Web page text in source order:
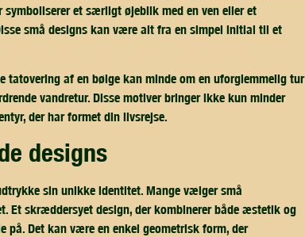
et særligt øjeblik med en ven eller et
små designs kan være alt fra en simpel initial til et
af en bølge kan minde om en uforglemmelig tur
vandretur. Disse motiver bringer ikke kun minder
der har formet din livsrejse.
designs
sin unikke identitet. Mange vælger små
Et skræddersyet design, der kombinerer både æstetik og
Det kan være en enkel geometrisk form, der